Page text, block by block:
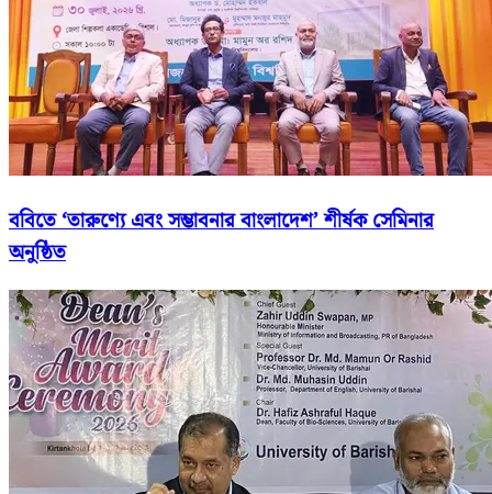
ববিতে ‘তারুণ্যে এবং সম্ভাবনার বাংলাদেশ’ শীর্ষক সেমিনার
অনুষ্ঠিত